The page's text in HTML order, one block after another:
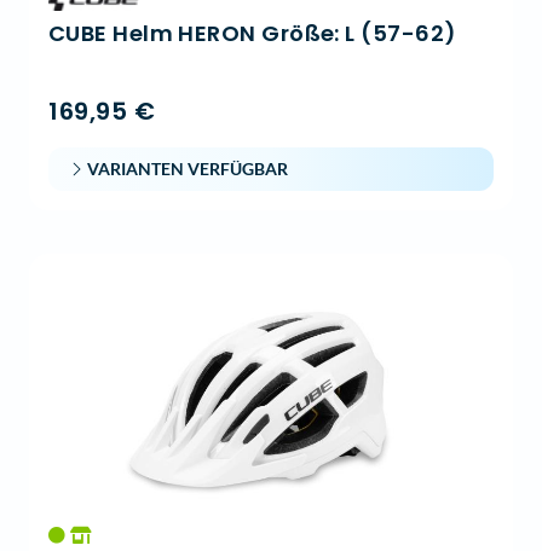
CUBE Helm HERON Größe: L (57-62)
169,95 €
VARIANTEN VERFÜGBAR